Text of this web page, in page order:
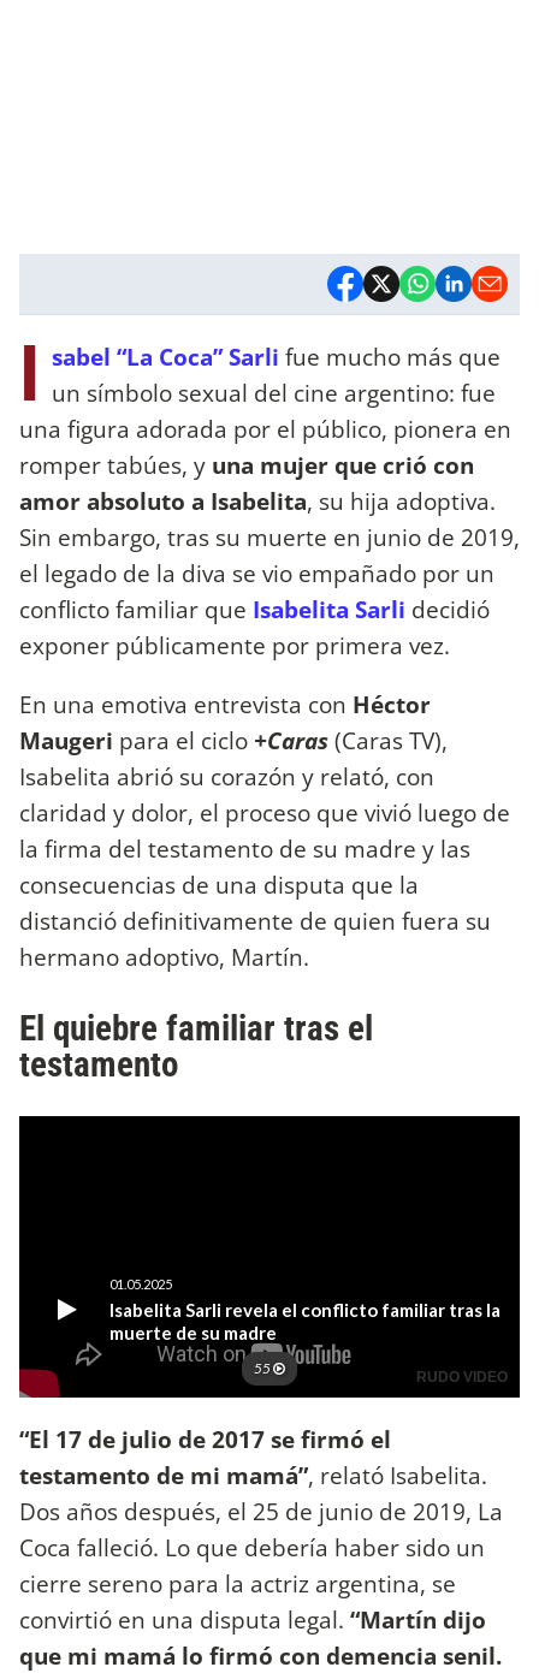
I sabel “La Coca” Sarli fue mucho más que
un símbolo sexual del cine argentino: fue
una figura adorada por el público, pionera en
romper tabúes, y una mujer que crió con
amor absoluto a Isabelita, su hija adoptiva.
Sin embargo, tras su muerte en junio de 2019,
el legado de la diva se vio empañado por un
conflicto familiar que Isabelita Sarli decidió
exponer públicamente por primera vez.
En una emotiva entrevista con Héctor
Maugeri para el ciclo +Caras(Caras TV),
Isabelita abrió su corazón y relató, con
claridad y dolor, el proceso que vivió luego de
la firma del testamento de su madre y las
consecuencias de una disputa que la
distanció definitivamente de quien fuera su
hermano adoptivo, Martín.
El quiebre familiar tras el
testamento
“El 17 de julio de 2017 se firmó el
testamento de mi mamá”, relató Isabelita.
Dos años después, el 25 de junio de 2019, La
Coca falleció. Lo que debería haber sido un
cierre sereno para la actriz argentina, se
convirtió en una disputa legal. “Martín dijo
que mi mamá lo firmó con demencia senil.